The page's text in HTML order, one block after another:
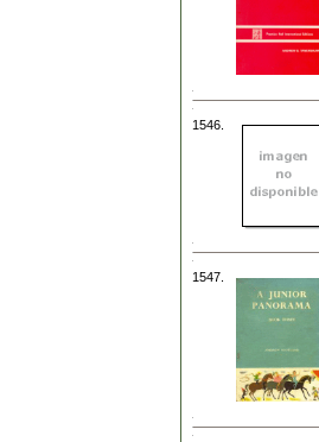
1546.
1547.